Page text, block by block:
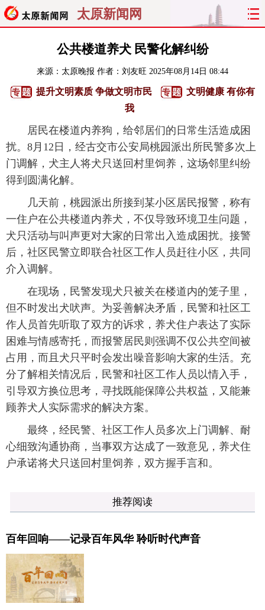
太原新闻网
聚焦 太原
经济 关注 文明 出行
旅游 理财 政务 教育
看天下 晋月读 最太原 网罗民生
公共楼道养犬 民警化解纠纷
来源： 太原晚报 作者：刘友旺 2025年08月14日 08:44
提升文明素质 争做文明市民
文明健康 有你有
我
居民在楼道内养狗，给邻居们的日常生活造成困
扰。8月12日，经古交市公安局桃园派出所民警多次上
门调解，犬主人将犬只送回村里饲养，这场邻里纠纷
得到圆满化解。
几天前，桃园派出所接到某小区居民报警，称有
一住户在公共楼道内养犬，不仅导致环境卫生问题，
犬只活动与叫声更对大家的日常出入造成困扰。接警
后，社区民警立即联合社区工作人员赶往小区，共同
介入调解。
在现场，民警发现犬只被关在楼道内的笼子里，
但不时发出犬吠声。为妥善解决矛盾，民警和社区工
作人员首先听取了双方的诉求，养犬住户表达了实际
困难与情感寄托，而报警居民则强调不仅公共空间被
占用，而且犬只平时会发出噪音影响大家的生活。充
分了解相关情况后，民警和社区工作人员以情入手，
引导双方换位思考，寻找既能保障公共权益，又能兼
顾养犬人实际需求的解决方案。
最终，经民警、社区工作人员多次上门调解、耐
心细致沟通协商，当事双方达成了一致意见，养犬住
户承诺将犬只送回村里饲养，双方握手言和。
推荐阅读
百年回响——记录百年风华 聆听时代声音